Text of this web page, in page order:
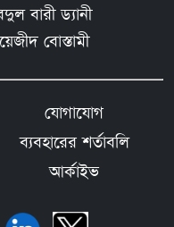
বারী ড্যানী
বোস্তামী
যোগাযোগ
ব্যবহারের শর্তাবলি
আর্কাইভ